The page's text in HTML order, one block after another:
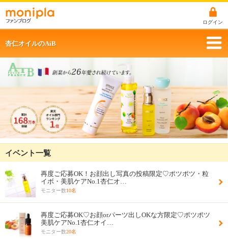
ログイン
杏仁オイルのAiB
イベント一覧
再度ご応募OK！お顔出し写真の投稿限定♡ポツポツ・粒
イボ・美肌ケアNo.1杏仁オ…
モニター数10名
再度ご応募OK♡お顔orパーツ出しOKな方限定♡ポツポツ
美肌ケアNo.1杏仁オイ…
モニター数20名